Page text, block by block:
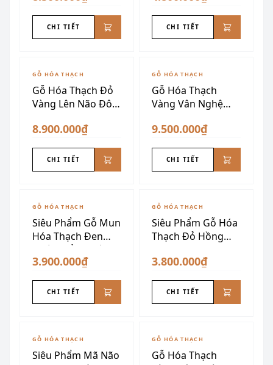
CHI TIẾT CHI TIẾT
GỖ HÓA THẠCH
Gỗ Hóa Thạch Đỏ
Vàng Lên Não Đôn
8.900.000₫
CHI TIẾT
GỖ HÓA THẠCH
Gỗ Hóa Thạch
Vàng Vân Nghệ
9.500.000₫
CHI TIẾT
GỖ HÓA THẠCH
Siêu Phẩm Gỗ Mun
Hóa Thạch Đen
Tuyền Đẳng Cấp
3.900.000₫
CHI TIẾT
GỖ HÓA THẠCH
Siêu Phẩm Gỗ Hóa
Thạch Đỏ Hồng
3.800.000₫
CHI TIẾT
GỖ HÓA THẠCH
Siêu Phẩm Mã Não
GỖ HÓA THẠCH
Gỗ Hóa Thạch